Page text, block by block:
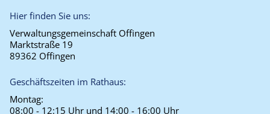
Hier finden Sie uns:
Verwaltungsgemeinschaft Offingen
Marktstraße 19
89362 Offingen
Geschäftszeiten im Rathaus:
Montag:
08:00 - 12:15 Uhr und 14:00 - 16:00 Uhr